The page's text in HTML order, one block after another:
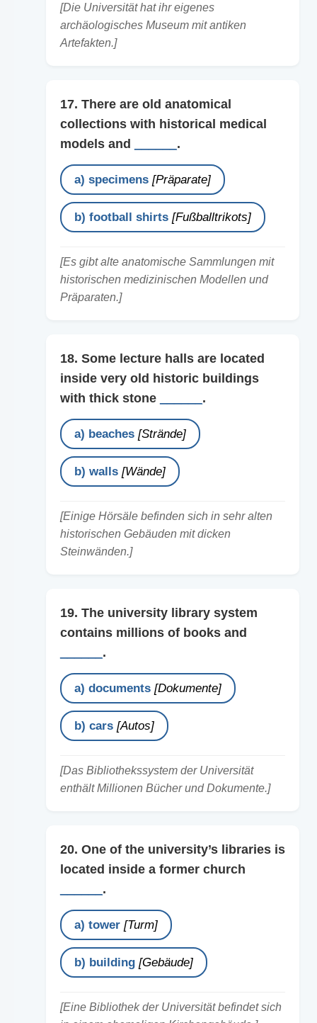
[Die Universität hat ihr eigenes
archäologisches Museum mit antiken
Artefakten.]
17. There are old anatomical
collections with historical medical
models and
.
a) specimens [Präparate]
b) football shirts [Fußballtrikots]
[Es gibt alte anatomische Sammlungen mit
historischen medizinischen Modellen und
Präparaten.]
18. Some lecture halls are located
inside very old historic buildings
with thick stone
.
a) beaches [Strände]
b) walls [Wände]
[Einige Hörsäle befinden sich in sehr alten
historischen Gebäuden mit dicken
Steinwänden.]
19. The university library system
contains millions of books and
.
a) documents [Dokumente]
b) cars [Autos]
[Das Bibliothekssystem der Universität
enthält Millionen Bücher und Dokumente.]
20. One of the university’s libraries is
located inside a former church
.
a) tower [Turm]
b) building [Gebäude]
[Eine Bibliothek der Universität befindet sich